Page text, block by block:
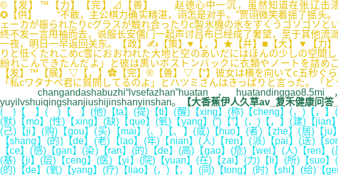
©【发】™【力】【完】⊿【善】 赵德心中一沉，虽然知道在张辽击溃
✪【供】 “不敢，主公棋力确实精湛，诩怎是对手。”贾诩微笑着摇了摇头。
ェーカが振られたりcグラスが触れ合ったりc製氷機の氷をすくうゴソゴソ
终不发一言甩袖而去，说服长安儒门一起声讨吕布已经成了奢望，至于其他
一夜，明日一早返回关东。【政】✍【策】♥【，】★【并】■【大】▼【力】
りと低くたれこめc雪におおわれた大地と空のあいだにはほんの少しの空間
紛れこんできたんだよ」と彼は黒いボストンバックに衣類やノートを詰
【发】™【展】▽【，】✿【完】®【善】▽【“】彼女は横を向いてc五秒ぐ
「私cワタナベ君に質問してるのよ」とハツミさんはきっぱりと言った。
changandashabuzhi“lvsefazhan”huatan，huatandinggao8.5mi
yuyilvshuiqingshanjiushijinshanyinshan。
【大香蕉伊人久草av_复禾健康问答
( )【 】( )【 】(他)【ta】(提)【ti】(醒)【xing】(称)【cheng】(，)【，】(应
(默)【mo】(性)【xing】(缺)【que】(氧)【yang】(”)【”】(，)【，】(建)【
(己)【ji】(购)【gou】(买)【mai】(、)【、】(或)【huo】(者)【zhe】(居)【
【shang】(的)【de】(老)【lao】(年)【nian】(人)【ren】(派)【pai】(送)【
【ce】(感)【gan】(染)【ran】(的)【de】(高)【gao】(危)【wei】(人)【ren
(基)【ji】(层)【ceng】(医)【yi】(院)【yuan】(在)【zai】(力)【li】(所)【suo
(的)【de】(氧)【yang】(疗)【liao】(，)【，】(同)【tong】(时)【shi】(给)【